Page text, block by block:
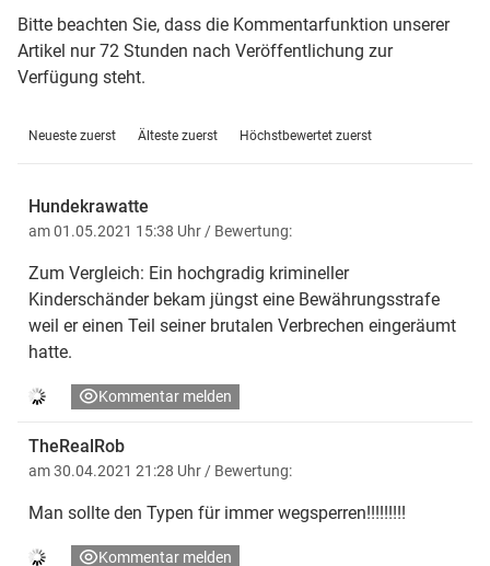
Bitte beachten Sie, dass die Kommentarfunktion unserer
Artikel nur 72 Stunden nach Veröffentlichung zur
Verfügung steht.
Neueste zuerst Älteste zuerst Höchstbewertet zuerst
Hundekrawatte
am 01.05.2021 15:38 Uhr / Bewertung:
Zum Vergleich: Ein hochgradig krimineller
Kinderschänder bekam jüngst eine Bewährungsstrafe
weil er einen Teil seiner brutalen Verbrechen eingeräumt
hatte.
Kommentar melden
TheRealRob
am 30.04.2021 21:28 Uhr / Bewertung:
Man sollte den Typen für immer wegsperren!!!!!!!!!
Kommentar melden